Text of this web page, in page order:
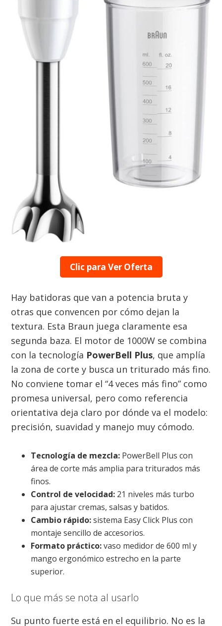
Clic para Ver Oferta
Hay batidoras que van a potencia bruta y
otras que convencen por cómo dejan la
textura. Esta Braun juega claramente esa
segunda baza. El motor de 1000W se combina
con la tecnología PowerBell Plus, que amplía
la zona de corte y busca un triturado más fino.
No conviene tomar el “4 veces más fino” como
promesa universal, pero como referencia
orientativa deja claro por dónde va el modelo:
precisión, suavidad y manejo muy cómodo.
Tecnología de mezcla: PowerBell Plus con
área de corte más amplia para triturados más
finos.
Control de velocidad: 21 niveles más turbo
para ajustar cremas, salsas y batidos.
Cambio rápido:sistema Easy Click Plus con
montaje sencillo de accesorios.
Formato práctico:vaso medidor de 600 ml y
mango ergonómico estrecho en la parte
superior.
Lo que más se nota al usarlo
Su punto fuerte está en el equilibrio. No es la